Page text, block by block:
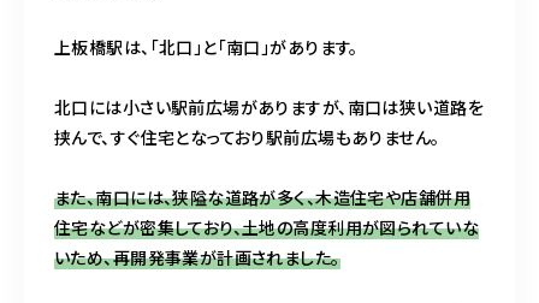
上板橋駅は、「北口」と「南口」があります。
北口には小さい駅前広場がありますが、南口は狭い道路を
挟んで、すぐ住宅となっており駅前広場もありません。
また、南口には、狭隘な道路が多く、木造住宅や店舗併用
住宅などが密集しており、土地の高度利用が図られていな
いため、再開発事業が計画されました。